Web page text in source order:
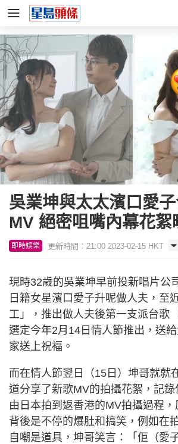
吳業坤與太太濱口愛
MV 絕密咀嘴內幕花絮
即時娛樂 更新時間：21:00 2023-02-15 HKT
現時32歲的吳業坤早前投新唱片公
日籍女星濱口愛子升呢做人夫，至
工」，推出做人夫後第一支派台歌
選定今年2月14日情人節推出，送
家送上祝褔。
而在情人節翌日（15日）坤哥就就
道分享了新歌MV的拍攝花絮，記
由日本拍到返香港的MV拍攝過程
背後是不停的爆肚和搞笑，例如在
自嘲是道具，坤哥笑言：「佢（愛